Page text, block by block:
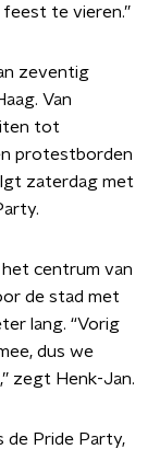
te vieren.”
zeventig
Van
tot
protestborden
zaterdag met
centrum van
de stad met
lang. “Vorig
dus we
zegt Henk-Jan.
de Pride Party,